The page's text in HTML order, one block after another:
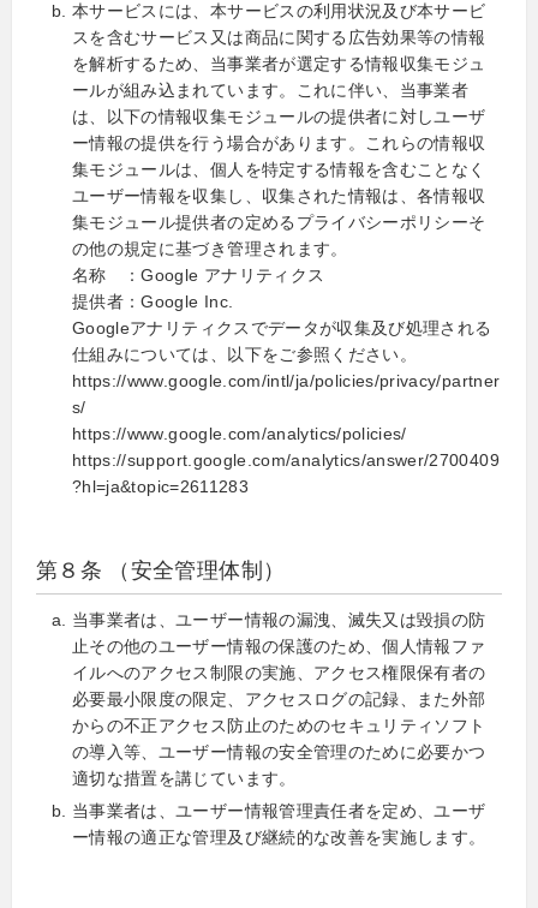
本サービスには、本サービスの利用状況及び本サービ
スを含むサービス又は商品に関する広告効果等の情報
を解析するため、当事業者が選定する情報収集モジュ
ールが組み込まれています。これに伴い、当事業者
は、以下の情報収集モジュールの提供者に対しユーザ
ー情報の提供を行う場合があります。これらの情報収
集モジュールは、個人を特定する情報を含むことなく
ユーザー情報を収集し、収集された情報は、各情報収
集モジュール提供者の定めるプライバシーポリシーそ
の他の規定に基づき管理されます。
名称 ：Google アナリティクス
提供者：Google Inc.
Googleアナリティクスでデータが収集及び処理される
仕組みについては、以下をご参照ください。
https://www.google.com/intl/ja/policies/privacy/partner
s/
https://www.google.com/analytics/policies/
https://support.google.com/analytics/answer/2700409
?hl=ja&topic=2611283
第８条 （安全管理体制）
当事業者は、ユーザー情報の漏洩、滅失又は毀損の防
止その他のユーザー情報の保護のため、個人情報ファ
イルへのアクセス制限の実施、アクセス権限保有者の
必要最小限度の限定、アクセスログの記録、また外部
からの不正アクセス防止のためのセキュリティソフト
の導入等、ユーザー情報の安全管理のために必要かつ
適切な措置を講じています。
当事業者は、ユーザー情報管理責任者を定め、ユーザ
ー情報の適正な管理及び継続的な改善を実施します。